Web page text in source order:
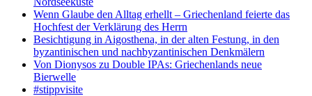
Wenn Glaube den Alltag erhellt – Griechenland feierte das
Hochfest der Verklärung des Herrn
Besichtigung in Aigosthena, in der alten Festung, in den
byzantinischen und nachbyzantinischen Denkmälern
Von Dionysos zu Double IPAs: Griechenlands neue
Bierwelle
#stippvisite